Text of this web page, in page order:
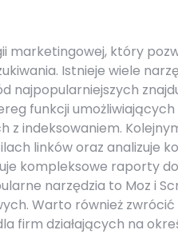
marketingowej, który
Istnieje wiele
najpopularniejszych
funkcji
indeksowaniem.
linków oraz analizuje
kompleksowe raporty
narzędzia to Moz i
Warto również zwrócić
firm działających na